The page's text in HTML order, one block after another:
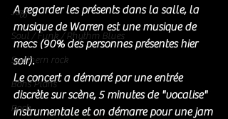
Jazz
Soul / Funk / Rhythm Blues
Southern rock
Bons Plans
Rock
A regarder les présents dans la salle, la
musique de Warren est une musique de
mecs (90% des personnes présentes hier
soir).
Le concert a démarré par une entrée
discrète sur scène, 5 minutes de "vocalise"
instrumentale et on démarre pour une jam